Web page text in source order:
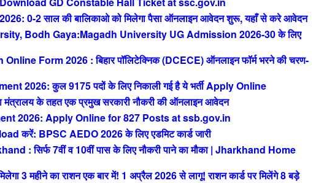
0-2 साल की बालिकाओ को मिलेगा पैसा ऑनलाइन आवेदन शुरू, यहाँ से करे आवेदन
Bodh Gaya:Magadh University UG Admission 2026-30 के लिए
Form 2026 : बिहार पॉलिटेक्निक (DCECE) ऑनलाइन फॉर्म भरने की चरण-
2026: कुल 9175 पदों के लिए निकाली गई है ये भर्ती Apply Online
के तहत एक प्रमुख सरकारी नौकरी की ऑनलाइन आवेदन
2026: Apply Online for 827 Posts at ssb.gov.in
करें: BPSC AEDO 2026 के लिए एडमिट कार्ड जारी
: सिर्फ 7वीं व 10वीं पास के लिए नौकरी पाने का मौका | Jharkhand Home
3 महीने का राशन एक बार में! 1 अप्रैल 2026 से लागू! राशन कार्ड पर मिलेंगे 8 बड़े